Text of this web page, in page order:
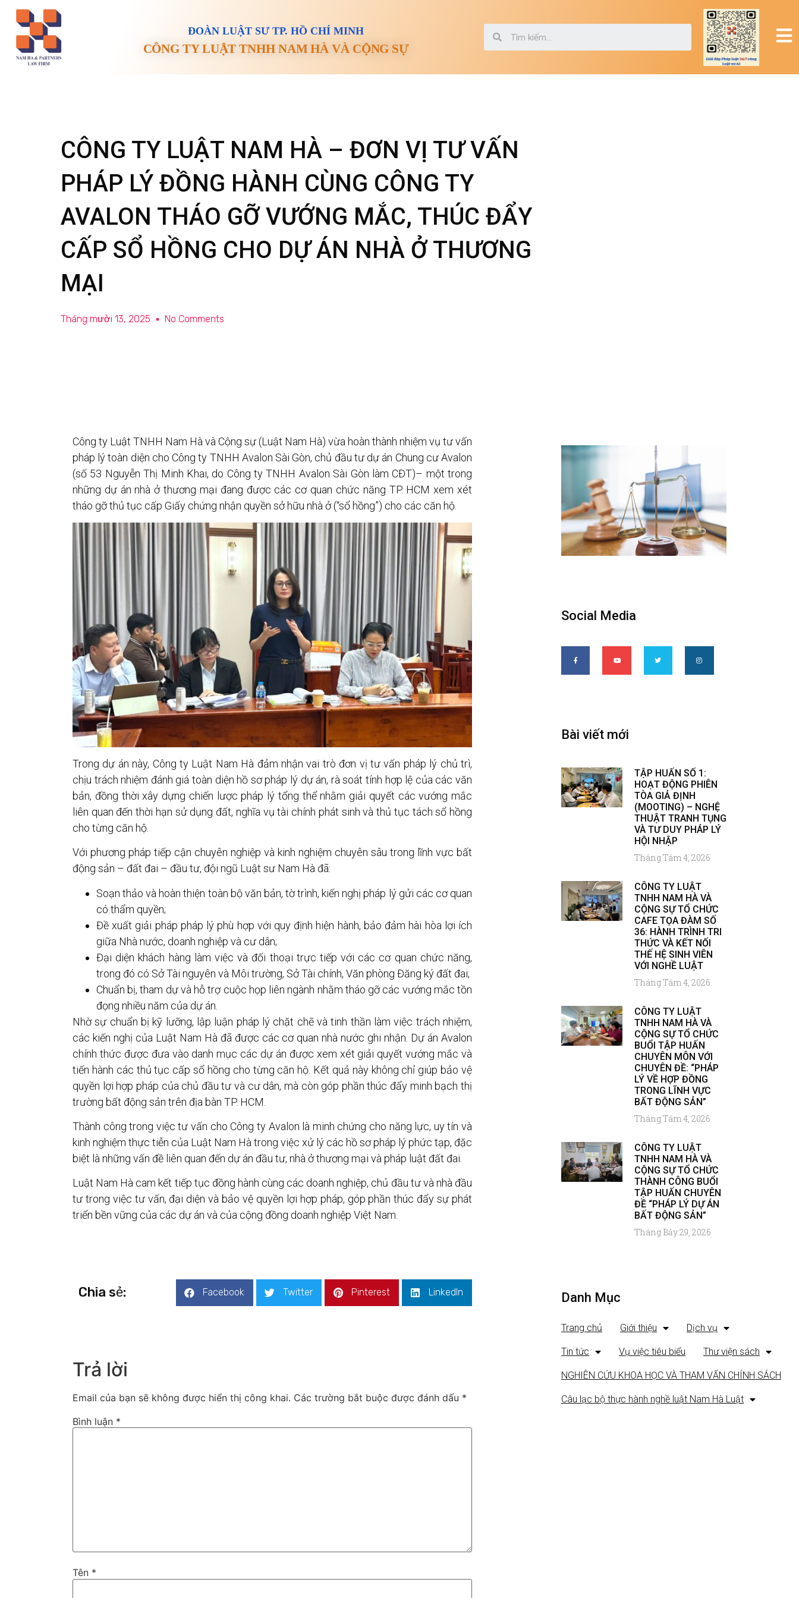
ĐOÀN LUẬT SƯ TP. HỒ CHÍ MINH
CÔNG TY LUẬT TNHH NAM HÀ VÀ CỘNG SỰ
CÔNG TY LUẬT NAM HÀ – ĐƠN VỊ TƯ VẤN
PHÁP LÝ ĐỒNG HÀNH CÙNG CÔNG TY
AVALON THÁO GỠ VƯỚNG MẮC, THÚC ĐẨY
CẤP SỔ HỒNG CHO DỰ ÁN NHÀ Ở THƯƠNG
MẠI
Tháng mười 13, 2025 No Comments
Công ty Luật TNHH Nam Hà và Cộng sự (Luật Nam Hà) vừa hoàn thành nhiệm vụ tư vấn
pháp lý toàn diện cho Công ty TNHH Avalon Sài Gòn, chủ đầu tư dự án Chung cư Avalon
(số 53 Nguyễn Thị Minh Khai, do Công ty TNHH Avalon Sài Gòn làm CĐT)– một trong
những dự án nhà ở thương mại đang được các cơ quan chức năng TP. HCM xem xét
tháo gỡ thủ tục cấp Giấy chứng nhận quyền sở hữu nhà ở (“sổ hồng”) cho các căn hộ.
Trong dự án này, Công ty Luật Nam Hà đảm nhận vai trò đơn vị tư vấn pháp lý chủ trì,
chịu trách nhiệm đánh giá toàn diện hồ sơ pháp lý dự án, rà soát tính hợp lệ của các văn
bản, đồng thời xây dựng chiến lược pháp lý tổng thể nhằm giải quyết các vướng mắc
liên quan đến thời hạn sử dụng đất, nghĩa vụ tài chính phát sinh và thủ tục tách sổ hồng
cho từng căn hộ.
Với phương pháp tiếp cận chuyên nghiệp và kinh nghiệm chuyên sâu trong lĩnh vực bất
động sản – đất đai – đầu tư, đội ngũ Luật sư Nam Hà đã:
Soạn thảo và hoàn thiện toàn bộ văn bản, tờ trình, kiến nghị pháp lý gửi các cơ quan
có thẩm quyền;
Đề xuất giải pháp pháp lý phù hợp với quy định hiện hành, bảo đảm hài hòa lợi ích
giữa Nhà nước, doanh nghiệp và cư dân;
Đại diện khách hàng làm việc và đối thoại trực tiếp với các cơ quan chức năng,
trong đó có Sở Tài nguyên và Môi trường, Sở Tài chính, Văn phòng Đăng ký đất đai;
Chuẩn bị, tham dự và hỗ trợ cuộc họp liên ngành nhằm tháo gỡ các vướng mắc tồn
đọng nhiều năm của dự án.
Nhờ sự chuẩn bị kỹ lưỡng, lập luận pháp lý chặt chẽ và tinh thần làm việc trách nhiệm,
các kiến nghị của Luật Nam Hà đã được các cơ quan nhà nước ghi nhận. Dự án Avalon
chính thức được đưa vào danh mục các dự án được xem xét giải quyết vướng mắc và
tiến hành các thủ tục cấp sổ hồng cho từng căn hộ. Kết quả này không chỉ giúp bảo vệ
quyền lợi hợp pháp của chủ đầu tư và cư dân, mà còn góp phần thúc đẩy minh bạch thị
trường bất động sản trên địa bàn TP. HCM.
Thành công trong việc tư vấn cho Công ty Avalon là minh chứng cho năng lực, uy tín và
kinh nghiệm thực tiễn của Luật Nam Hà trong việc xử lý các hồ sơ pháp lý phức tạp, đặc
biệt là những vấn đề liên quan đến dự án đầu tư, nhà ở thương mại và pháp luật đất đai.
Luật Nam Hà cam kết tiếp tục đồng hành cùng các doanh nghiệp, chủ đầu tư và nhà đầu
tư trong việc tư vấn, đại diện và bảo vệ quyền lợi hợp pháp, góp phần thúc đẩy sự phát
triển bền vững của các dự án và của cộng đồng doanh nghiệp Việt Nam.
Chia sẻ: Facebook Twitter Pinterest LinkedIn
Trả lời
Email của bạn sẽ không được hiển thị công khai. Các trường bắt buộc được đánh dấu *
Bình luận *
Tên *
Social Media
Bài viết mới
TẬP HUẤN SỐ 1:
HOẠT ĐỘNG PHIÊN
TÒA GIẢ ĐỊNH
(MOOTING) – NGHỆ
THUẬT TRANH TỤNG
VÀ TƯ DUY PHÁP LÝ
HỘI NHẬP
Tháng Tám 4, 2026
CÔNG TY LUẬT
TNHH NAM HÀ VÀ
CỘNG SỰ TỔ CHỨC
CAFE TỌA ĐÀM SỐ
36: HÀNH TRÌNH TRI
THỨC VÀ KẾT NỐI
THẾ HỆ SINH VIÊN
VỚI NGHỀ LUẬT
Tháng Tám 4, 2026
CÔNG TY LUẬT
TNHH NAM HÀ VÀ
CỘNG SỰ TỔ CHỨC
BUỔI TẬP HUẤN
CHUYÊN MÔN VỚI
CHUYÊN ĐỀ: “PHÁP
LÝ VỀ HỢP ĐỒNG
TRONG LĨNH VỰC
BẤT ĐỘNG SẢN”
Tháng Tám 4, 2026
CÔNG TY LUẬT
TNHH NAM HÀ VÀ
CỘNG SỰ TỔ CHỨC
THÀNH CÔNG BUỔI
TẬP HUẤN CHUYÊN
ĐỀ “PHÁP LÝ DỰ ÁN
BẤT ĐỘNG SẢN”
Tháng Bảy 29, 2026
Danh Mục
Trang chủ Giới thiệu Dịch vụ
Tin tức Vụ việc tiêu biểu Thư viện sách
NGHIÊN CỨU KHOA HỌC VÀ THAM VẤN CHÍNH SÁCH
Câu lạc bộ thực hành nghề luật Nam Hà Luật